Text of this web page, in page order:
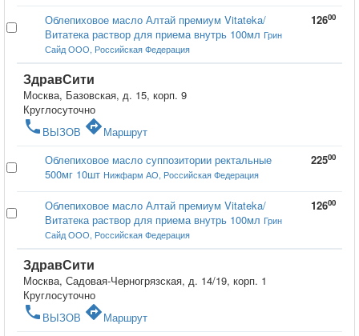
Облепиховое масло Алтай премиум Vitateka/
Витатека раствор для приема внутрь 100мл Грин
Сайд ООО, Российская Федерация
12600
ЗдравСити
Москва, Базовская, д. 15, корп. 9
Круглосуточно
phone ВЫЗОВ directionsМаршрут
Облепиховое масло суппозитории ректальные
500мг 10шт Нижфарм АО, Российская Федерация
22500
Облепиховое масло Алтай премиум Vitateka/
Витатека раствор для приема внутрь 100мл Грин
Сайд ООО, Российская Федерация
12600
ЗдравСити
Москва, Садовая-Черногрязская, д. 14/19, корп. 1
Круглосуточно
phone ВЫЗОВ directionsМаршрут